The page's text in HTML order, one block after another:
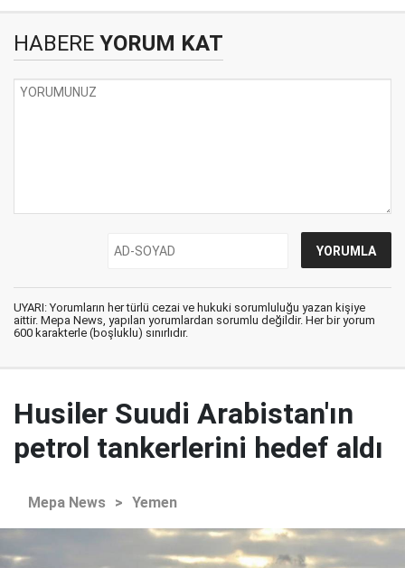
HABERE YORUM KAT
UYARI: Yorumların her türlü cezai ve hukuki sorumluluğu yazan kişiye
aittir. Mepa News, yapılan yorumlardan sorumlu değildir. Her bir yorum
600 karakterle (boşluklu) sınırlıdır.
Husiler Suudi Arabistan'ın
petrol tankerlerini hedef aldı
Mepa News > Yemen